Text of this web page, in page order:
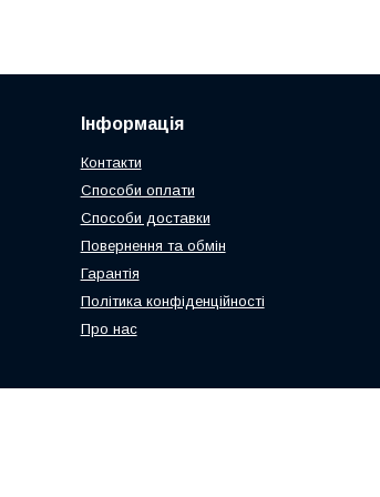
Інформація
Контакти
Способи оплати
Способи доставки
Повернення та обмін
Гарантія
Політика конфіденційності
Про нас